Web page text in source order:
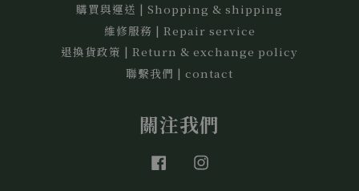
購買與運送 | Shopping & shipping
維修服務 | Repair service
退換貨政策 | Return & exchange policy
聯繫我們 | contact
關注我們
Facebook